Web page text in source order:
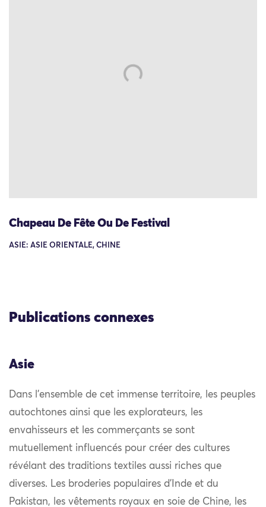
Chapeau De Fête Ou De Festival
ASIE: ASIE ORIENTALE, CHINE
Publications connexes
Asie
Dans l’ensemble de cet immense territoire, les peuples
autochtones ainsi que les explorateurs, les
envahisseurs et les commerçants se sont
mutuellement influencés pour créer des cultures
révélant des traditions textiles aussi riches que
diverses. Les broderies populaires d’Inde et du
Pakistan, les vêtements royaux en soie de Chine, les